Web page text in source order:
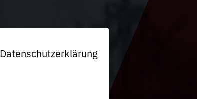
Datenschutzerklärung